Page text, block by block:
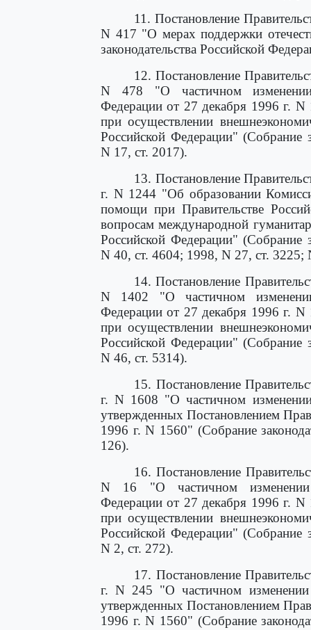
11. Постановление
N 417 "О мерах поддержки
законодательства Российской
12. Постановление
N 478 "О частичном изменении
Федерации от 27 декабря 1996 г.
при осуществлении
Российской Федерации" (Собрание
N 17, ст. 2017).
13. Постановление
г. N 1244 "Об образовании
помощи при Правительстве
вопросам международной
Российской Федерации" (Собрание
N 40, ст. 4604; 1998, N 27, ст.
14. Постановление
N 1402 "О частичном изменении
Федерации от 27 декабря 1996 г.
при осуществлении
Российской Федерации" (Собрание
N 46, ст. 5314).
15. Постановление
г. N 1608 "О частичном
утвержденных Постановлением
1996 г. N 1560" (Собрание
126).
16. Постановление
N 16 "О частичном изменении
Федерации от 27 декабря 1996 г.
при осуществлении
Российской Федерации" (Собрание
N 2, ст. 272).
17. Постановление
г. N 245 "О частичном
утвержденных Постановлением
1996 г. N 1560" (Собрание